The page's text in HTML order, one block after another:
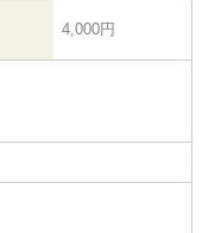
4,000円